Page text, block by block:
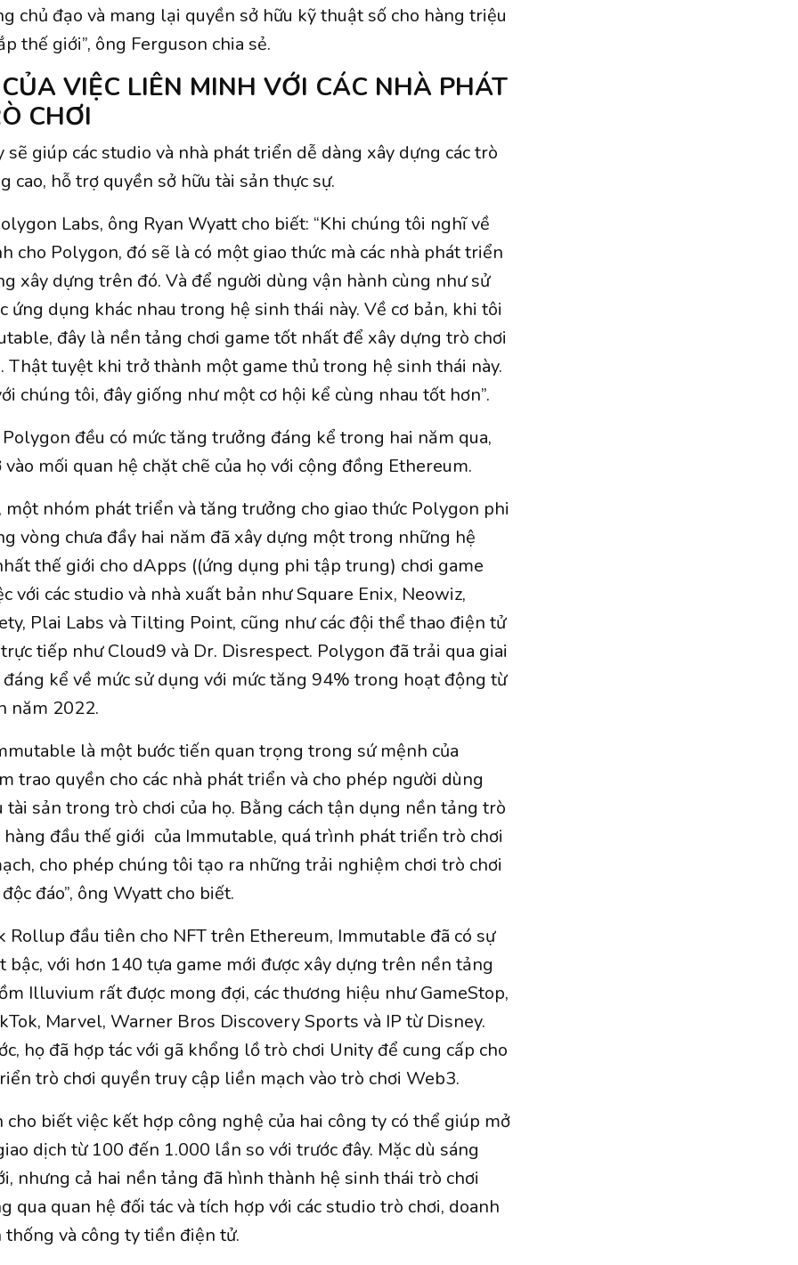
chủ đạo và mang lại quyền sở hữu kỹ thuật số cho hàng triệu
thế giới”, ông Ferguson chia sẻ.
VIỆC LIÊN MINH VỚI CÁC NHÀ PHÁT
CHƠI
sẽ giúp các studio và nhà phát triển dễ dàng xây dựng các trò
cao, hỗ trợ quyền sở hữu tài sản thực sự.
Labs, ông Ryan Wyatt cho biết: “Khi chúng tôi nghĩ về
cho Polygon, đó sẽ là có một giao thức mà các nhà phát triển
xây dựng trên đó. Và để người dùng vận hành cùng như sử
ứng dụng khác nhau trong hệ sinh thái này. Về cơ bản, khi tôi
đây là nền tảng chơi game tốt nhất để xây dựng trò chơi
Thật tuyệt khi trở thành một game thủ trong hệ sinh thái này.
chúng tôi, đây giống như một cơ hội kể cùng nhau tốt hơn”.
đều có mức tăng trưởng đáng kể trong hai năm qua,
mối quan hệ chặt chẽ của họ với cộng đồng Ethereum.
một nhóm phát triển và tăng trưởng cho giao thức Polygon phi
vòng chưa đầy hai năm đã xây dựng một trong những hệ
thế giới cho dApps ((ứng dụng phi tập trung) chơi game
với các studio và nhà xuất bản như Square Enix, Neowiz,
Plai Labs và Tilting Point, cũng như các đội thể thao điện tử
tiếp như Cloud9 và Dr. Disrespect. Polygon đã trải qua giai
kể về mức sử dụng với mức tăng 94% trong hoạt động từ
năm 2022.
là một bước tiến quan trọng trong sứ mệnh của
trao quyền cho các nhà phát triển và cho phép người dùng
tài sản trong trò chơi của họ. Bằng cách tận dụng nền tảng trò
hàng đầu thế giới của Immutable, quá trình phát triển trò chơi
cho phép chúng tôi tạo ra những trải nghiệm chơi trò chơi
đáo”, ông Wyatt cho biết.
Rollup đầu tiên cho NFT trên Ethereum, Immutable đã có sự
bậc, với hơn 140 tựa game mới được xây dựng trên nền tảng
Illuvium rất được mong đợi, các thương hiệu như GameStop,
Marvel, Warner Bros Discovery Sports và IP từ Disney.
họ đã hợp tác với gã khổng lồ trò chơi Unity để cung cấp cho
trò chơi quyền truy cập liền mạch vào trò chơi Web3.
cho biết việc kết hợp công nghệ của hai công ty có thể giúp mở
dịch từ 100 đến 1.000 lần so với trước đây. Mặc dù sáng
nhưng cả hai nền tảng đã hình thành hệ sinh thái trò chơi
qua quan hệ đối tác và tích hợp với các studio trò chơi, doanh
và công ty tiền điện tử.